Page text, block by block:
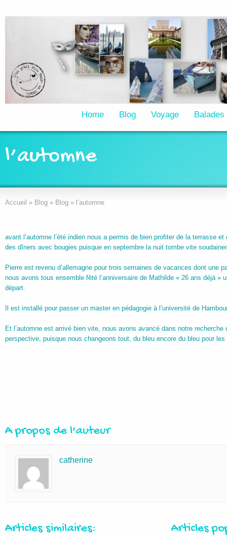
Home Blog Voyage Balades
l’automne
Accueil » Blog » Blog » l’automne
avant l’automne l’été indien nous a permis de bien profiter de la terrasse
des dîners avec bougies puisque en septembre la nuit tombe vite
Pierre est revenu d’allemagne pour trois semaines de vacances dont une
nous avons tous ensemble fêté l’anniversaire de Mathilde « 26 ans déjà »
départ.
Il est installé pour passer un master en pédagogie à l’université de
Et l’automne est arrivé bien vite, nous avons avancé dans notre
perspective, puisque nous changeons tout, du bleu encore du bleu pour les
A propos de l'auteur
catherine
Articles similaires: Articles